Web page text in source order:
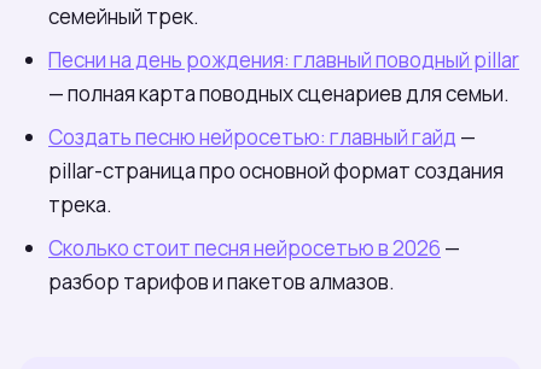
семейный трек.
Песни на день рождения: главный поводный pillar
— полная карта поводных сценариев для семьи.
Создать песню нейросетью: главный гайд —
pillar-страница про основной формат создания
трека.
Сколько стоит песня нейросетью в 2026 —
разбор тарифов и пакетов алмазов.